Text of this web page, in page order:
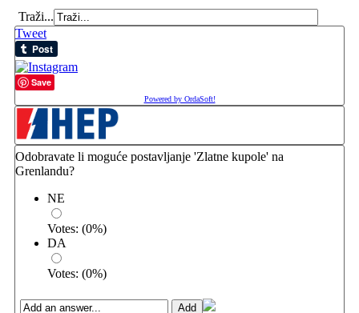
Traži...
Tweet
Save
Powered by OrdaSoft!
Odobravate li moguće postavljanje 'Zlatne kupole' na
Grenlandu?
NE
Votes: (0%)
DA
Votes: (0%)